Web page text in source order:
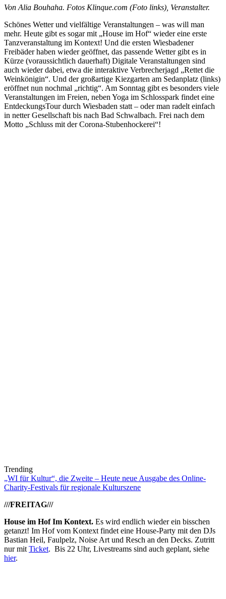
Von Alia Bouhaha. Fotos Klinque.com (Foto links), Veranstalter.
Schönes Wetter und vielfältige Veranstaltungen – was will man
mehr. Heute gibt es sogar mit „House im Hof“ wieder eine erste
Tanzveranstaltung im Kontext! Und die ersten Wiesbadener
Freibäder haben wieder geöffnet, das passende Wetter gibt es in
Kürze (voraussichtlich dauerhaft) Digitale Veranstaltungen sind
auch wieder dabei, etwa die interaktive Verbrecherjagd „Rettet die
Weinkönigin“. Und der großartige Kiezgarten am Sedanplatz (links)
eröffnet nun nochmal „richtig“. Am Sonntag gibt es besonders viele
Veranstaltungen im Freien, neben Yoga im Schlosspark findet eine
EntdeckungsTour durch Wiesbaden statt – oder man radelt einfach
in netter Gesellschaft bis nach Bad Schwalbach. Frei nach dem
Motto „Schluss mit der Corona-Stubenhockerei“!
Trending
„WI für Kultur“, die Zweite – Heute neue Ausgabe des Online-
Charity-Festivals für regionale Kulturszene
///FREITAG///
House im Hof Im Kontext. Es wird endlich wieder ein bisschen
getanzt! Im Hof vom Kontext findet eine House-Party mit den DJs
Bastian Heil, Faulpelz, Noise Art und Resch an den Decks. Zutritt
nur mit Ticket. Bis 22 Uhr, Livestreams sind auch geplant, siehe
hier.